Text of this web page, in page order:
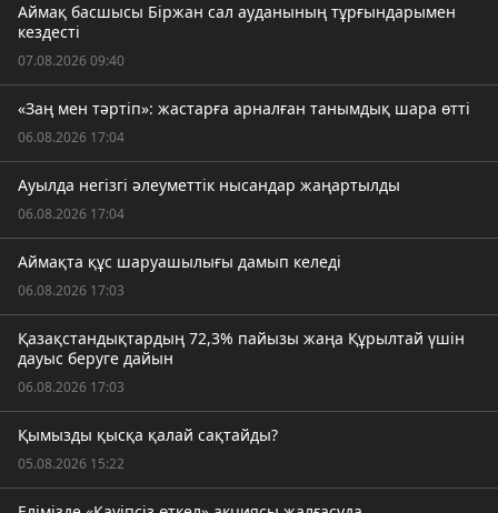
Аймақ басшысы Біржан сал ауданының тұрғындарымен
кездесті
07.08.2026 09:40
«Заң мен тәртіп»: жастарға арналған танымдық шара өтті
06.08.2026 17:04
Ауылда негізгі әлеуметтік нысандар жаңартылды
06.08.2026 17:04
Аймақта құс шаруашылығы дамып келеді
06.08.2026 17:03
Қазақстандықтардың 72,3% пайызы жаңа Құрылтай үшін
дауыс беруге дайын
06.08.2026 17:03
Қымызды қысқа қалай сақтайды?
05.08.2026 15:22